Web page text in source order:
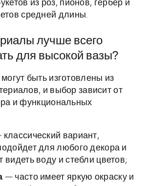
из роз, пионов, гербер и
средней длины.
лучше всего
для высокой вазы?
быть изготовлены из
и выбор зависит от
и функциональных
вариант,
для любого декора и
видеть воду и стебли цветов;
— часто имеет яркую окраску и